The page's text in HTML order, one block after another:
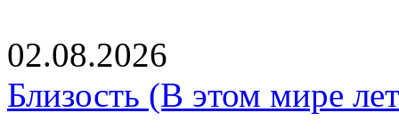
02.08.2026
Близость (В этом мире